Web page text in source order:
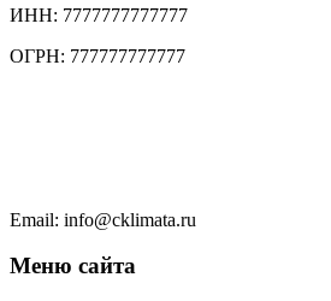
ИНН: 7777777777777
ОГРН: 777777777777
Email: info@cklimata.ru
Меню сайта